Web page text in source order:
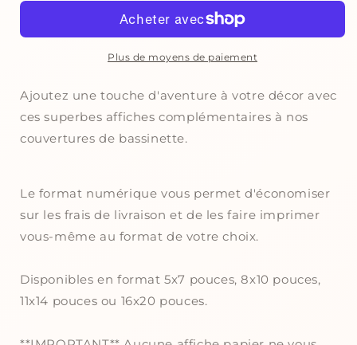
affiches
Dinosaures
désert
deux
affiches
murales
Dinosaures
désert
Plus de moyens de paiement
Ajoutez une touche d'aventure à votre décor avec
ces superbes affiches complémentaires à nos
couvertures de bassinette.
Le format numérique vous permet d'économiser
sur les frais de livraison et de les faire imprimer
vous-même au format de votre choix.
Disponibles en format 5x7 pouces, 8x10 pouces,
11x14 pouces ou 16x20 pouces.